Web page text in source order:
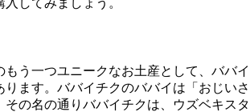
してみましょう。
う一つユニークなお土産として、ババイ
ります。ババイチクのババイは「おじいさ
その名の通りババイチクは、ウズベキスタ